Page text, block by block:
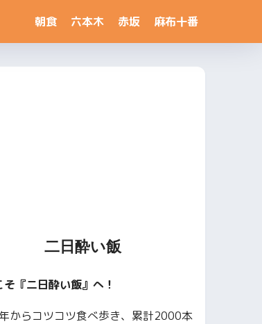
朝食 六本木 赤坂 麻布十番
二日酔い飯
そ『二日酔い飯』へ！
からコツコツ食べ歩き、累計2000本